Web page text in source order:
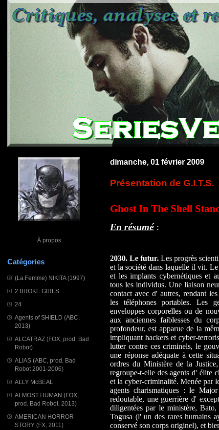
À propos
Catégories
(La Femme) NIKITA (1997)
2 BROKE GIRLS
24
Agents of SHIELD (ABC,
2013)
ALCATRAZ (FOX, prod. Bad
Robot)
ALIAS (ABC, prod. Bad
Robot 2001-2006)
ALLY McBEAL
ALMOST HUMAN (FOX,
prod. Bad Robot, 2013)
AMERICAN HORROR
STORY (FX, 2011)
dimanche, 01 février 2009
Présentation de G.I.T.S.
Ghost In The Shell
En résumé:
2030. Le futur. Les progrès
et la société dans laquelle il vit.
et les implants cybernétiques et
tous les individus. Une liaison
contact avec d' autres, rendant
les téléphones portables. Les
enveloppes corporelles ou de
aux anciennes faiblesses du
profondeur, est apparue de la
impliquant hackers et cyber-
lutter contre ces criminels, le
une réponse adéquate à cette
ordres du Ministère de la
regroupe-t-elle des agents d' élite
et la cyber-criminalité. Menée par
agents charismatiques : le
redoutable, une guerrière d'
diligentées par le ministère,
Togusa (l' un des rares humains
conservé son corps originel), et